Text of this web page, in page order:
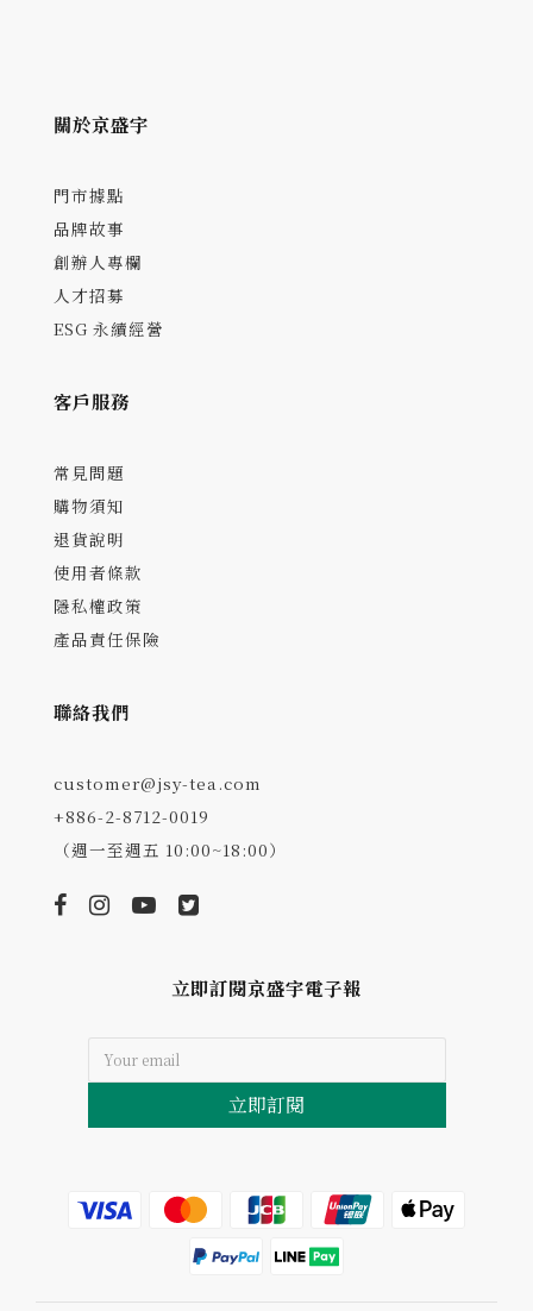
關於京盛宇
門市據點
品牌故事
創辦人專欄
人才招募
ESG 永續經營
客戶服務
常見問題
購物須知
退貨說明
使用者條款
隱私權政策
產品責任保險
聯絡我們
customer@jsy-tea.com
+886-2-8712-0019
（週一至週五 10:00~18:00）
立即訂閱京盛宇電子報
立即訂閱